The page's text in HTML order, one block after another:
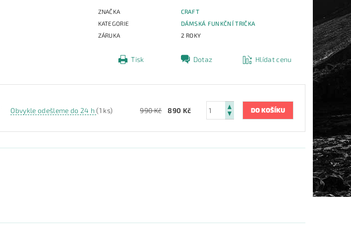
ZNAČKA
CRAFT
KATEGORIE
DÁMSKÁ FUNKČNÍ TRIČKA
ZÁRUKA
2 ROKY
Tisk Dotaz Hlídat cenu
Obvykle odešleme do 24 h(1 ks) 990 Kč 890 Kč